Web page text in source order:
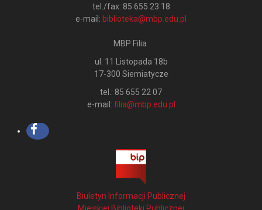
tel./fax: 85 655 23 18
e-mail: biblioteka@mbp.edu.pl
MBP Filia
ul. 11 Listopada 18b
17-300 Siemiatycze
tel.: 85 655 22 07
e-mail: filia@mbp.edu.pl
Biuletyn Informacji Publicznej